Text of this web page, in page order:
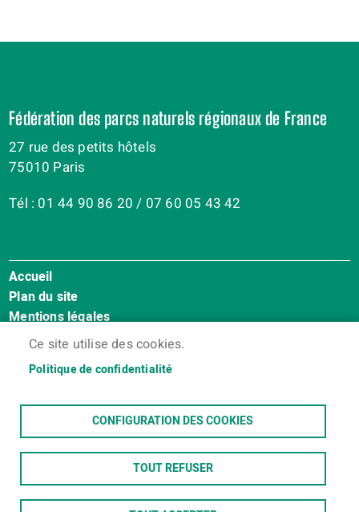
Ce site utilise des cookies.
Politique de confidentialité
CONFIGURATION DES COOKIES
TOUT REFUSER
Fédération des parcs naturels régionaux de France
27 rue des petits hôtels
75010 Paris
Tél : 01 44 90 86 20 / 07 60 05 43 42
Menu
Pied
de
page
Accueil
Plan du site
Mentions légales
Accessibilité : Non conforme
Contact